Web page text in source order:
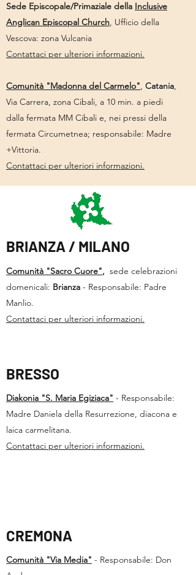
Sede Episcopale/Primaziale della Inclusive
Anglican Episcopal Church, Ufficio della
Vescova: zona Vulcania
Contattaci per ulteriori informazioni.
Comunità "Madonna del Carmelo", Catania,
Via Carrera, zona Cibali, a 10 min. a piedi
dalla fermata MM Cibali e, nei pressi della
fermata Circumetnea; responsabile: Madre
+Vittoria.
Contattaci per ulteriori informazioni.
BRIANZA / MILANO
Comunità "Sacro Cuore", sede celebrazioni
domenicali: Brianza - Responsabile: Padre
Manlio.
Contattaci per ulteriori informazioni.
BRESSO
Diakonia "S. Maria Egiziaca" - Responsabile:
Madre Daniela della Resurrezione, diacona e
laica carmelitana.
Contattaci per ulteriori informazioni.
CREMONA
Comunità "Via Media" - Responsabile: Don